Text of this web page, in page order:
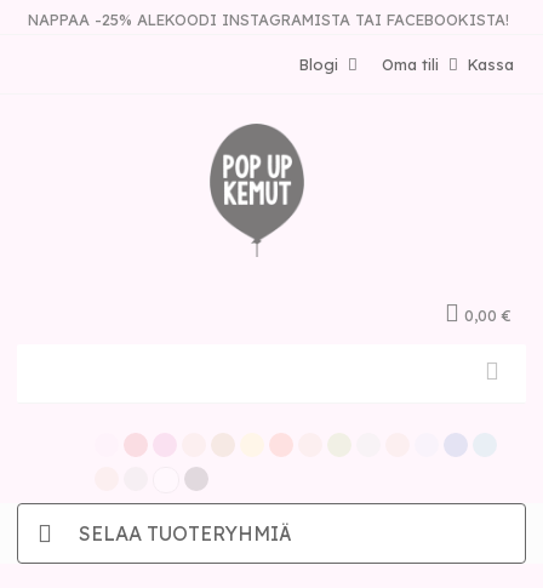
NAPPAA -25% ALEKOODI INSTAGRAMISTA TAI FACEBOOKISTA!
Kassa
Oma tili
Blogi
0,00 €
SELAA TUOTERYHMIÄ